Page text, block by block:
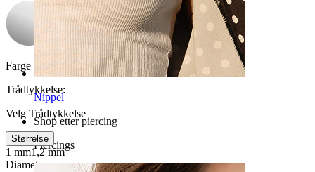
Nippel
Shop etter piercing
Piercings
Farge på sten: Klar
Trådtykkelse:
Velg Trådtykkelse
Størrelse
1 mm1,2 mm
Diameter